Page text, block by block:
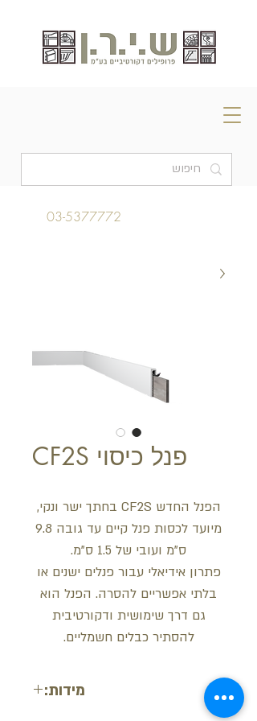
03-5377772
פנל כיסוי CF2S
הפנל החדש CF2S בחתך ישר ונקי,
מיועד לכסות פנל קיים עד גובה 9.8
ס"מ ועובי של 1.5 ס"מ.
פתרון אידיאלי עבור פנלים ישנים או
בלתי אפשריים להסרה. הפנל הוא
גם דרך שימושית ודקורטיבית
להסתיר כבלים חשמליים.
מידות: